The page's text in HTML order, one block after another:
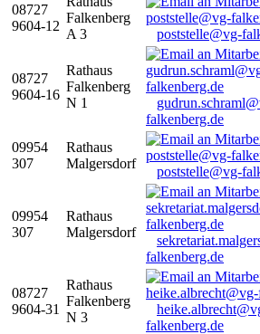
08727
9604-12
Falkenberg
A 3
poststelle@vg-
08727
9604-16
Rathaus
Falkenberg
N 1
falkenberg.de
09954
307
Rathaus
Malgersdorf
poststelle@vg-
09954
307
Rathaus
Malgersdorf
falkenberg.de
08727
9604-31
Rathaus
Falkenberg
N 3
falkenberg.de